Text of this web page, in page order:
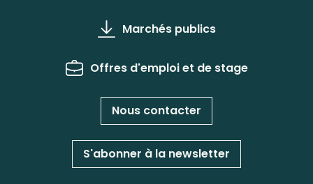
Marchés publics
Offres d'emploi et de stage
Nous contacter
S'abonner à la newsletter